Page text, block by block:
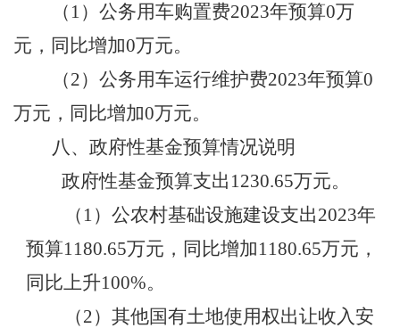
（ 1）公务用车购置费2023年预算0万
元，同比增加0万元。
（2）公务用车运行维护费2023年预算0
万元，同比增加0万元。
八、政府性基金预算情况说明
政府性基金预算支出 1230.65万元。
（ 1） 公农村基础设施建设支出2023年
预算1180.65万元，同比增加1180.65万元 ，
同比上升100%。
（2）其他国有土地使用权出让收入安